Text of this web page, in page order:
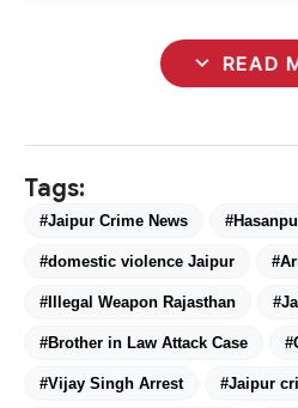
expand_more READ
Tags:
#Jaipur Crime News
#domestic violence Jaipur
#Illegal Weapon Rajasthan
#Brother in Law Attack Case
#Vijay Singh Arrest #Jaipur